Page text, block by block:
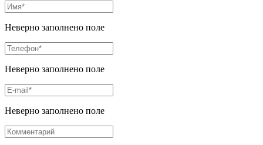
Неверно заполнено поле
Неверно заполнено поле
Неверно заполнено поле